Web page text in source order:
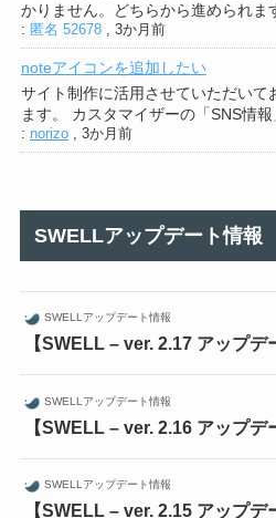
かりません。どちらから進められま
: 匿名 52678, 3か月前
noteアイコンを追加したい
サイト制作に活用させていただいて
ます。 カスタマイザーの「SNS情報
: norizo, 3か月前
SWELLアップデート情報
SWELLアップデート情報
【SWELL – ver. 2.17 アップデ
SWELLアップデート情報
【SWELL – ver. 2.16 アップデ
SWELLアップデート情報
【SWELL – ver. 2.15 アップデ